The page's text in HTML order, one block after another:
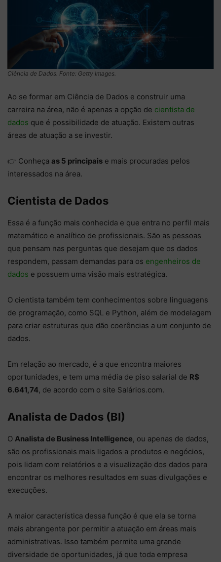
Ciência de Dados. Fonte: Getty Images.
Ao se formar em Ciência de Dados e construir uma
carreira na área, não é apenas a opção de cientista de
dados que é possibilidade de atuação. Existem outras
áreas de atuação a se investir.
👉 Conheça as 5 principais e mais procuradas pelos
interessados na área.
Cientista de Dados
Essa é a função mais conhecida e que entra no perfil mais
matemático e analítico de profissionais. São as pessoas
que pensam nas perguntas que desejam que os dados
respondem, passam demandas para os engenheiros de
dados e possuem uma visão mais estratégica.
O cientista também tem conhecimentos sobre linguagens
de programação, como SQL e Python, além de modelagem
para criar estruturas que dão coerências a um conjunto de
dados.
Em relação ao mercado, é a que encontra maiores
oportunidades, e tem uma média de piso salarial de R$
6.641,74, de acordo com o site Salários.com.
Analista de Dados (BI)
O Analista de Business Intelligence, ou apenas de dados,
são os profissionais mais ligados a produtos e negócios,
pois lidam com relatórios e a visualização dos dados para
encontrar os melhores resultados em suas divulgações e
execuções.
A maior característica dessa função é que ela se torna
mais abrangente por permitir a atuação em áreas mais
administrativas. Isso também permite uma grande
diversidade de oportunidades, já que toda empresa